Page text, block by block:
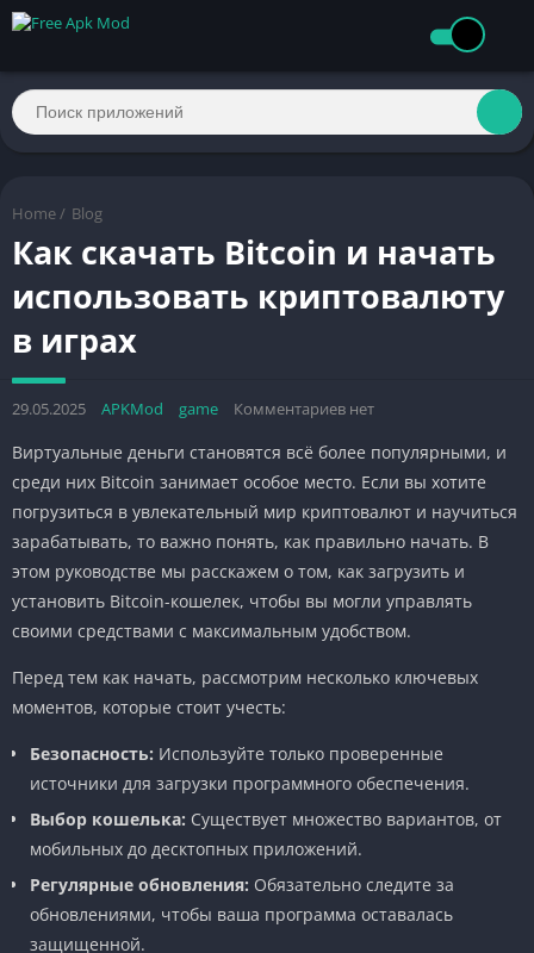
Home / Blog
Как скачать Bitcoin и начать
использовать криптовалюту
в играх
29.05.2025 APKMod game Комментариев нет
Виртуальные деньги становятся всё более популярными, и
среди них Bitcoin занимает особое место. Если вы хотите
погрузиться в увлекательный мир криптовалют и научиться
зарабатывать, то важно понять, как правильно начать. В
этом руководстве мы расскажем о том, как загрузить и
установить Bitcoin-кошелек, чтобы вы могли управлять
своими средствами с максимальным удобством.
Перед тем как начать, рассмотрим несколько ключевых
моментов, которые стоит учесть:
Безопасность: Используйте только проверенные
источники для загрузки программного обеспечения.
Выбор кошелька: Существует множество вариантов, от
мобильных до десктопных приложений.
Регулярные обновления: Обязательно следите за
обновлениями, чтобы ваша программа оставалась
защищенной.